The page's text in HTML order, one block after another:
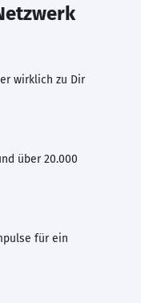
wirklich zu Dir
über 20.000
für ein